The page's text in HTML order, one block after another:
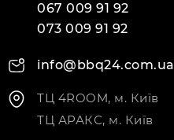
067 009 91 92
073 009 91 92
info@bbq24.com.ua
ТЦ 4ROOM, м. Київ
ТЦ АРАКС, м. Київ